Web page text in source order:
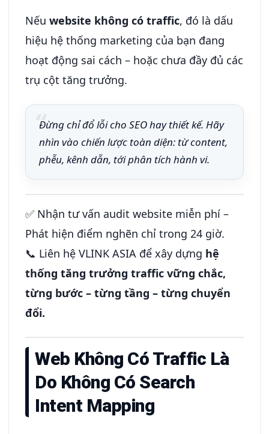
Nếu website không có traffic, đó là dấu
hiệu hệ thống marketing của bạn đang
hoạt động sai cách – hoặc chưa đầy đủ các
trụ cột tăng trưởng.
Đừng chỉ đổ lỗi cho SEO hay thiết kế. Hãy
nhìn vào chiến lược toàn diện: từ content,
phễu, kênh dẫn, tới phân tích hành vi.
✅ Nhận tư vấn audit website miễn phí –
Phát hiện điểm nghẽn chỉ trong 24 giờ.
📞 Liên hệ VLINK ASIA để xây dựng hệ
thống tăng trưởng traffic vững chắc,
từng bước – từng tầng – từng chuyển
đổi.
Web Không Có Traffic Là
Do Không Có Search
Intent Mapping